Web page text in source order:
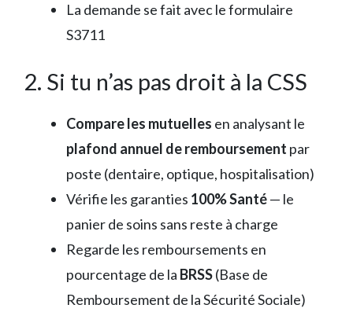
La demande se fait avec le formulaire
S3711
2. Si tu n’as pas droit à la CSS
Compare les mutuelles en analysant le
plafond annuel de remboursement par
poste (dentaire, optique, hospitalisation)
Vérifie les garanties 100% Santé— le
panier de soins sans reste à charge
Regarde les remboursements en
pourcentage de la BRSS(Base de
Remboursement de la Sécurité Sociale)